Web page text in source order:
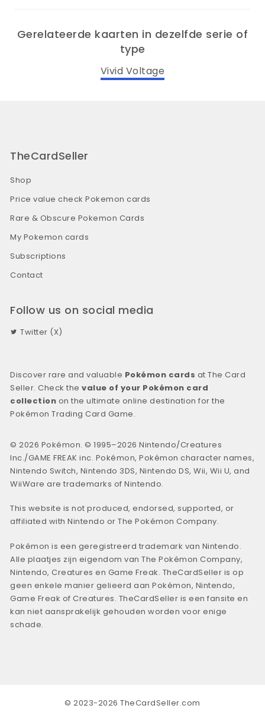
Gerelateerde kaarten in dezelfde serie of
type
Vivid Voltage
TheCardSeller
Shop
Price value check Pokemon cards
Rare & Obscure Pokemon Cards
My Pokemon cards
Subscriptions
Contact
Follow us on social media
Twitter (X)
Discover rare and valuable Pokémon cards at The Card
Seller. Check thevalue of your Pokémon card
collection on the ultimate online destination for the
Pokémon Trading Card Game.
© 2026 Pokémon. © 1995–2026 Nintendo/Creatures
Inc./GAME FREAK inc. Pokémon, Pokémon character names,
Nintendo Switch, Nintendo 3DS, Nintendo DS, Wii, Wii U, and
WiiWare are trademarks of Nintendo.
This website is not produced, endorsed, supported, or
affiliated with Nintendo or The Pokémon Company.
Pokémon is een geregistreerd trademark van Nintendo.
Alle plaatjes zijn eigendom van The Pokémon Company,
Nintendo, Creatures en Game Freak. TheCardSeller is op
geen enkele manier gelieerd aan Pokémon, Nintendo,
Game Freak of Creatures. TheCardSeller is een fansite en
kan niet aansprakelijk gehouden worden voor enige
schade.
© 2023-2026 TheCardSeller.com